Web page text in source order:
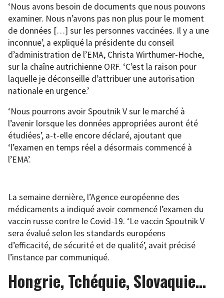
‘Nous avons besoin de documents que nous pouvons
examiner. Nous n’avons pas non plus pour le moment
de données […] sur les personnes vaccinées. Il y a une
inconnue’, a expliqué la présidente du conseil
d’administration de l’EMA, Christa Wirthumer-Hoche,
sur la chaîne autrichienne ORF. ‘C’est la raison pour
laquelle je déconseille d’attribuer une autorisation
nationale en urgence.’
‘Nous pourrons avoir Spoutnik V sur le marché à
l’avenir lorsque les données appropriées auront été
étudiées’, a-t-elle encore déclaré, ajoutant que
‘l’examen en temps réel a désormais commencé à
l’EMA’.
La semaine dernière, l’Agence européenne des
médicaments a indiqué avoir commencé l’examen du
vaccin russe contre le Covid-19. ‘Le vaccin Spoutnik V
sera évalué selon les standards européens
d’efficacité, de sécurité et de qualité’, avait précisé
l’instance par communiqué.
Hongrie, Tchéquie, Slovaquie…